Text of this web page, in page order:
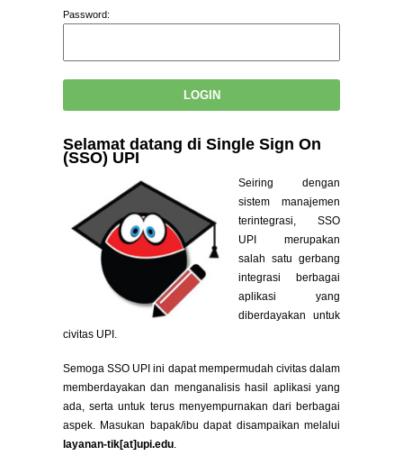
Password:
Selamat datang di Single Sign On
(SSO) UPI
Seiring dengan
sistem manajemen
terintegrasi, SSO
UPI merupakan
salah satu gerbang
integrasi berbagai
aplikasi yang
diberdayakan untuk
civitas UPI.
Semoga SSO UPI ini dapat mempermudah civitas dalam
memberdayakan dan menganalisis hasil aplikasi yang
ada, serta untuk terus menyempurnakan dari berbagai
aspek. Masukan bapak/ibu dapat disampaikan melalui
layanan-tik[at]upi.edu.